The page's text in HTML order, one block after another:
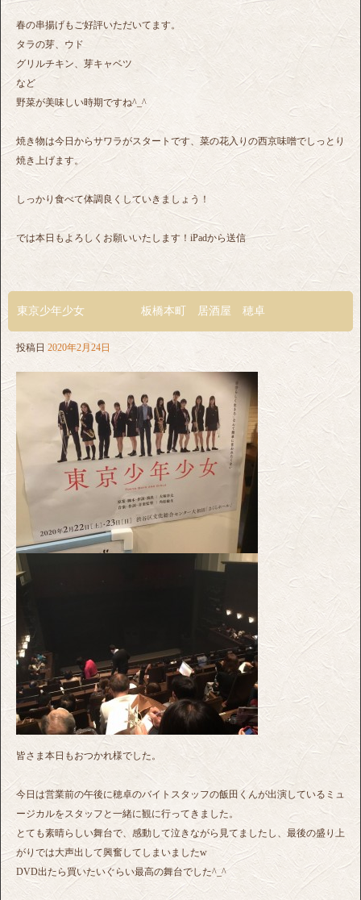
春の串揚げもご好評いただいてます。
タラの芽、ウド
グリルチキン、芽キャベツ
など
野菜が美味しい時期ですね^_^
焼き物は今日からサワラがスタートです、菜の花入りの西京味噌でしっとり
焼き上げます。
しっかり食べて体調良くしていきましょう！
では本日もよろしくお願いいたします！iPadから送信
東京少年少女 板橋本町 居酒屋 穂卓
投稿日 2020年2月24日
皆さま本日もおつかれ様でした。
今日は営業前の午後に穂卓のバイトスタッフの飯田くんが出演しているミュ
ージカルをスタッフと一緒に観に行ってきました。
とても素晴らしい舞台で、感動して泣きながら見てましたし、最後の盛り上
がりでは大声出して興奮してしまいましたw
DVD出たら買いたいぐらい最高の舞台でした^_^